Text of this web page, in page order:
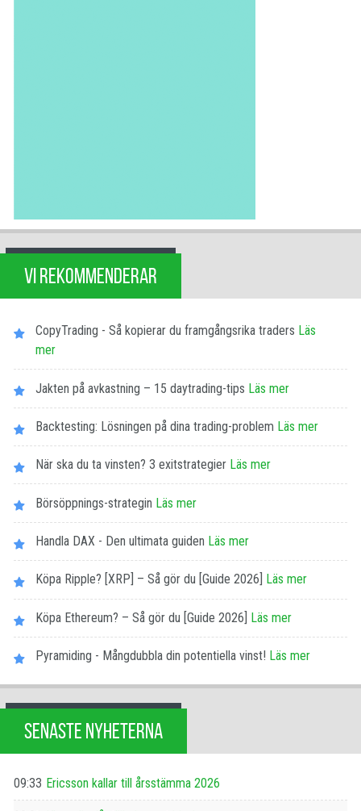
VI REKOMMENDERAR
CopyTrading - Så kopierar du framgångsrika traders Läs
mer
Jakten på avkastning – 15 daytrading-tips Läs mer
Backtesting: Lösningen på dina trading-problem Läs mer
När ska du ta vinsten? 3 exitstrategier Läs mer
Börsöppnings-strategin Läs mer
Handla DAX - Den ultimata guiden Läs mer
Köpa Ripple? [XRP] – Så gör du [Guide 2026] Läs mer
Köpa Ethereum? – Så gör du [Guide 2026] Läs mer
Pyramiding - Mångdubbla din potentiella vinst! Läs mer
SENASTE NYHETERNA
09:33 Ericsson kallar till årsstämma 2026